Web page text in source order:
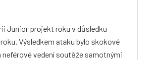
Junior projekt roku v důsledku
Výsledkem ataku bylo skokové
vedení soutěže samotnými